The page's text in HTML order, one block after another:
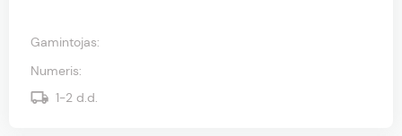
Gamintojas:
Numeris:
1-2 d.d.